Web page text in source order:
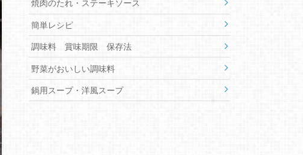
焼肉のたれ・ステーキソース
簡単レシピ
調味料 賞味期限 保存法
野菜がおいしい調味料
鍋用スープ・洋風スープ